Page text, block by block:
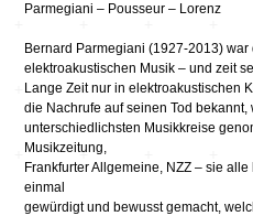
Parmegiani – Pousseur – Lorenz
Bernard Parmegiani (1927-2013)
elektroakustischen Musik – und zeit
Lange Zeit nur in elektroakustischen
die Nachrufe auf seinen Tod
unterschiedlichsten Musikkreise
Musikzeitung,
Frankfurter Allgemeine, NZZ – sie
einmal
gewürdigt und bewusst gemacht,